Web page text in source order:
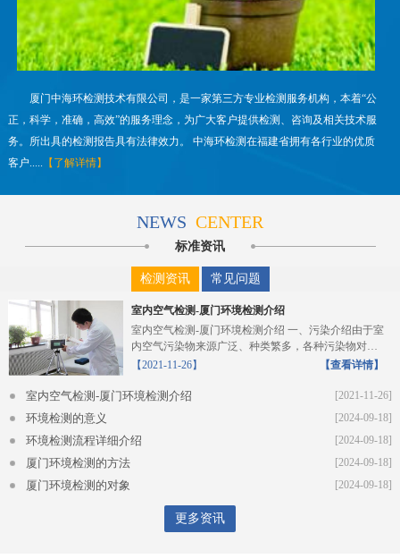
厦门中海环检测技术有限公司，是一家第三方专业检测服务机构，本着“公
正，科学，准确，高效”的服务理念，为广大客户提供检测、咨询及相关技术服
务。所出具的检测报告具有法律效力。 中海环检测在福建省拥有各行业的优质
客户..... 【了解详情】
NEWS CENTER
标准资讯
检测资讯 常见问题
室内空气检测-厦门环境检测介绍
室内空气检测-厦门环境检测介绍 一、污染介绍由于室
内空气污染物来源广泛、种类繁多，各种污染物对人
体的危...
【2021-11-26】 【查看详情】
[2021-11-26]
室内空气检测-厦门环境检测介绍
[2024-09-18]
环境检测的意义
[2024-09-18]
环境检测流程详细介绍
[2024-09-18]
厦门环境检测的方法
[2024-09-18]
厦门环境检测的对象
更多资讯